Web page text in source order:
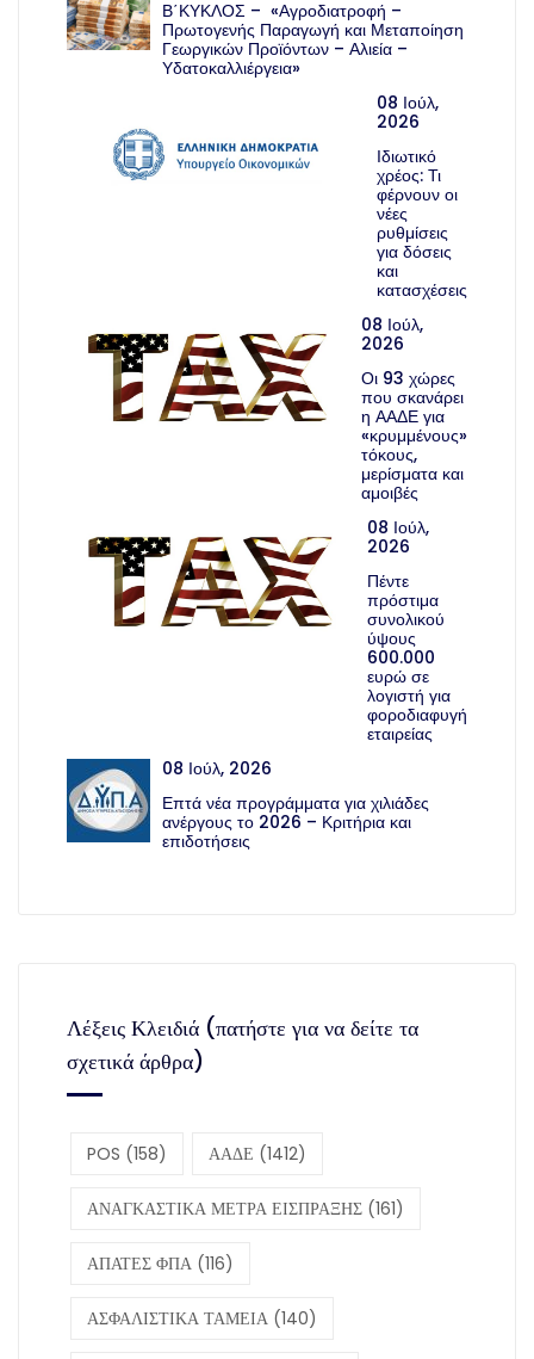
Β΄ΚΥΚΛΟΣ – «Αγροδιατροφή –
Πρωτογενής Παραγωγή και Μεταποίηση
Γεωργικών Προϊόντων – Αλιεία –
Υδατοκαλλιέργεια»
08 Ιούλ,
2026
Ιδιωτικό
χρέος: Τι
φέρνουν οι
νέες
ρυθμίσεις
για δόσεις
και
κατασχέσεις
08 Ιούλ,
2026
Οι 93 χώρες
που σκανάρει
η ΑΑΔΕ για
«κρυμμένους»
τόκους,
μερίσματα και
αμοιβές
08 Ιούλ,
2026
Πέντε
πρόστιμα
συνολικού
ύψους
600.000
ευρώ σε
λογιστή για
φοροδιαφυγή
εταιρείας
08 Ιούλ, 2026
Επτά νέα προγράμματα για χιλιάδες
ανέργους το 2026 – Κριτήρια και
επιδοτήσεις
Λέξεις Κλειδιά (πατήστε για να δείτε τα
σχετικά άρθρα)
POS (158) ΑΑΔΕ (1412)
ΑΝΑΓΚΑΣΤΙΚΑ ΜΕΤΡΑ ΕΙΣΠΡΑΞΗΣ (161)
ΑΠΑΤΕΣ ΦΠΑ (116)
ΑΣΦΑΛΙΣΤΙΚΑ ΤΑΜΕΙΑ (140)